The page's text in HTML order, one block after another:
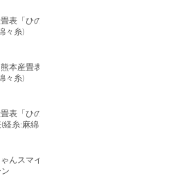
表「ひの
々糸)
本産畳表
々糸)
表「ひの
経糸:麻綿
んスマイ